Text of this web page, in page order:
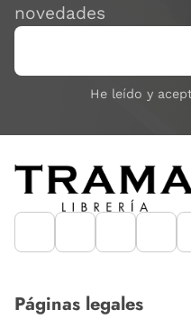
novedades
He leído y
Páginas legales